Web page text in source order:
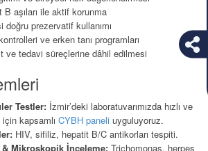
aşıları ile aktif korunma
prezervatif kullanımı
ve erken tanı programları
ve tedavi süreçlerine dâhil edilmesi
Testler: İzmir’deki laboratuvarımızda hızlı ve
kapsamlı CYBH paneli uyguluyoruz.
HIV, sifiliz, hepatit B/C antikorları tespiti.
Mikroskopik İnceleme: Trichomonas, herpes